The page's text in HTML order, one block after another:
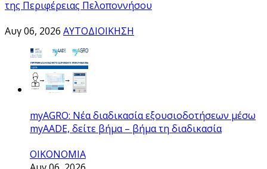
της Περιφέρειας Πελοποννήσου
Αυγ 06, 2026 ΑΥΤΟΔΙΟΙΚΗΣΗ
myAGRO: Νέα διαδικασία εξουσιοδοτήσεων μέσω
myAADE, δείτε βήμα – βήμα τη διαδικασία
ΟΙΚΟΝΟΜΙΑ